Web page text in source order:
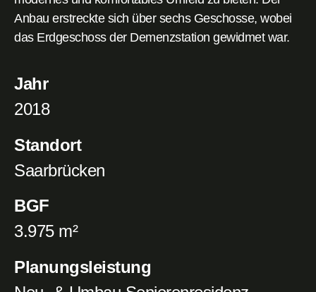
Anbau erstreckte sich über sechs Geschosse, wobei
das Erdgeschoss der Demenzstation gewidmet war.
Jahr
2018
Standort
Saarbrücken
BGF
3.975 m²
Planungsleistung